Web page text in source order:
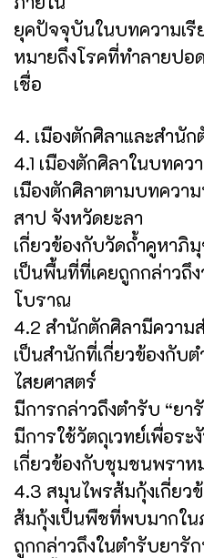
ยุคปัจจุบันในบทความเรี
หมายถึงโรคที่ทำลายปอ
เชื่อ
4. เมืองตักศิลาและสำนั
4.1 เมืองตักศิลาในบทคว
เมืองตักศิลาตามบทควา
สาป จังหวัดยะลา
เกี่ยวข้องกับวัดถ้ำคูหาภิ
เป็นพื้นที่ที่เคยถูกกล่าวถึ
โบราณ
4.2 สำนักตักศิลามีความ
เป็นสำนักที่เกี่ยวข้องกับ
ไสยศาสตร์
มีการกล่าวถึงตำรับ “ยา
มีการใช้วัตถุเวทย์เพื่อร
เกี่ยวข้องกับชุมชนพรา
4.3 สมุนไพรส้มกุ้งเกี่ยวข้
ส้มกุ้งเป็นพืชที่พบมากใน
ถูกกล่าวถึงในตำรับยารั